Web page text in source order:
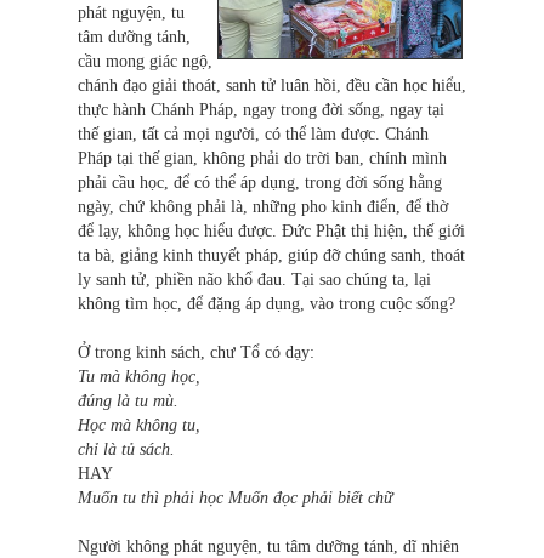
phát nguyện, tu
tâm dưỡng tánh,
cầu mong giác ngộ,
chánh đạo giải thoát, sanh tử luân hồi, đều cần học hiểu,
thực hành Chánh Pháp, ngay trong đời sống, ngay tại
thế gian, tất cả mọi người, có thể làm được. Chánh
Pháp tại thế gian, không phải do trời ban, chính mình
phải cầu học, để có thể áp dụng, trong đời sống hằng
ngày, chứ không phải là, những pho kinh điển, để thờ
để lạy, không học hiểu được. Đức Phật thị hiện, thế giới
ta bà, giảng kinh thuyết pháp, giúp đỡ chúng sanh, thoát
ly sanh tử, phiền não khổ đau. Tại sao chúng ta, lại
không tìm học, để đặng áp dụng, vào trong cuộc sống?
Ở trong kinh sách, chư Tổ có dạy:
Tu mà không học,
đúng là tu mù.
Học mà không tu,
chỉ là tủ sách.
HAY
Muốn tu thì phải học Muốn đọc phải biết chữ
Người không phát nguyện, tu tâm dưỡng tánh, dĩ nhiên